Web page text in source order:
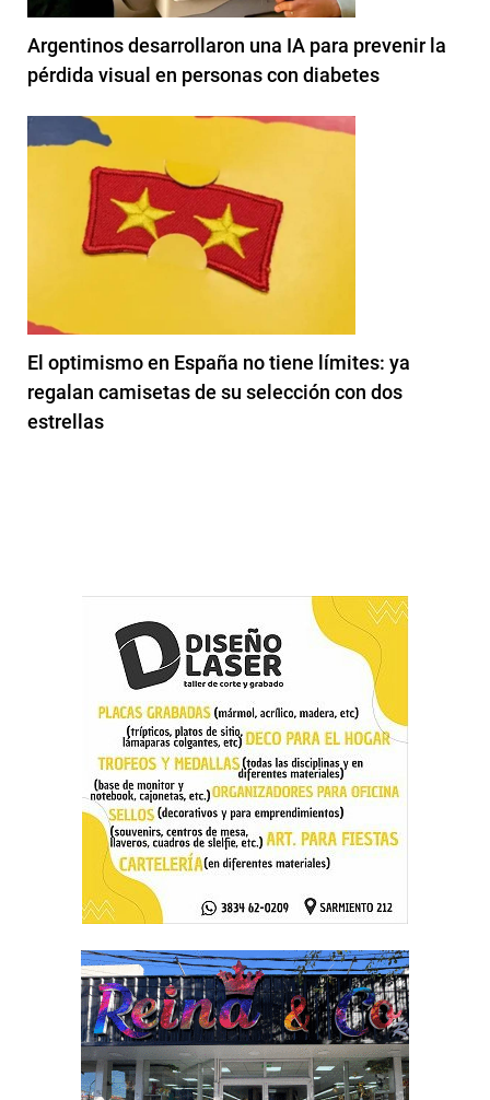
Argentinos desarrollaron una IA para prevenir la
pérdida visual en personas con diabetes
El optimismo en España no tiene límites: ya
regalan camisetas de su selección con dos
estrellas